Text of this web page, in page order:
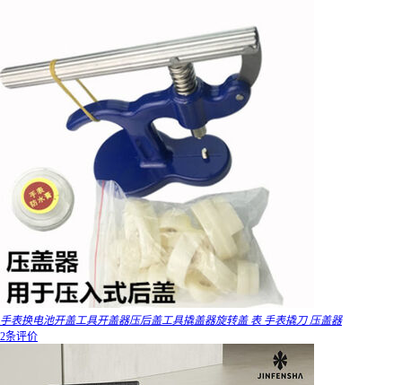
手表换电池开盖工具开盖器压后盖工具撬盖器旋转盖 表 手表撬刀 压盖器
2条评价